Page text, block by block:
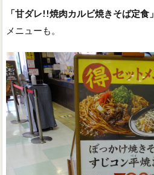
「甘ダレ!!焼肉カルビ焼きそば定食」
メニューも。